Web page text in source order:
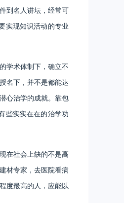
到名人讲坛，经常可
实现知识活动的专业
学术体制下，确立不
名下，并不是都能达
心治学的成就。靠包
些实实在在的治学功
在社会上缺的不是高
材专家，去医院看病
度最高的人，应能以